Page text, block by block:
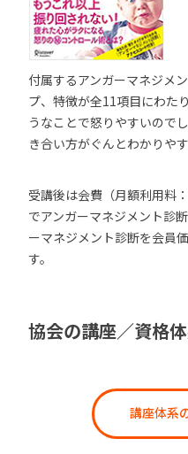
付属するアンガーマネジメ
プ、特徴が全11項目にわた
うなことで怒りやすいので
き合い方がぐんとわかりやす
受講後は会費（月額利用料
でアンガーマネジメント診
ーマネジメント診断を会員
す。
協会の講座／資格
講座体系